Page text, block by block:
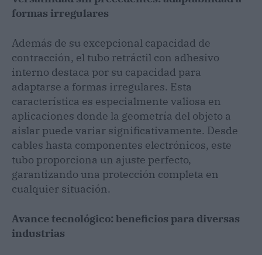
formas irregulares
Además de su excepcional capacidad de
contracción, el tubo retráctil con adhesivo
interno destaca por su capacidad para
adaptarse a formas irregulares. Esta
característica es especialmente valiosa en
aplicaciones donde la geometría del objeto a
aislar puede variar significativamente. Desde
cables hasta componentes electrónicos, este
tubo proporciona un ajuste perfecto,
garantizando una protección completa en
cualquier situación.
Avance tecnológico: beneficios para diversas
industrias